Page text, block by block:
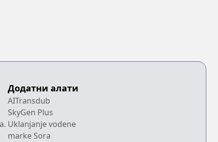
Додатни алати
AITransdub
SkyGen Plus
Uklanjanje vodene
marke Sora